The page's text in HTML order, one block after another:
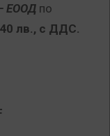
ЕООД по
лв., с ДДС.